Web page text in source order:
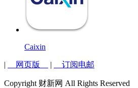
Caixin
| 网页版 | 订阅电邮
Copyright 财新网 All Rights Reserved